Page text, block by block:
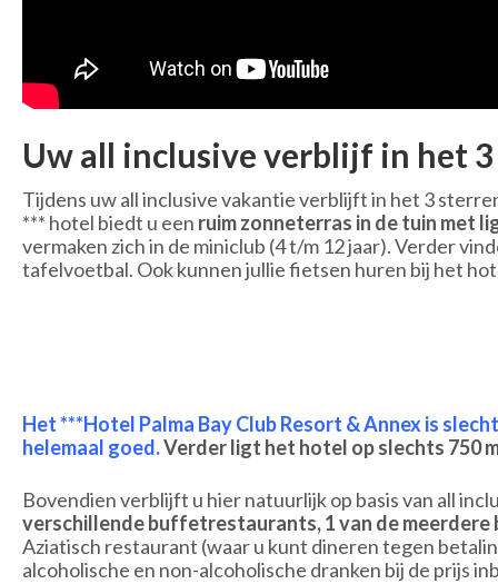
Uw all inclusive verblijf in het 3
Tijdens uw all inclusive vakantie verblijft in het 3
*** hotel biedt u een ruim zonneterras in de tuin met
vermaken zich in de miniclub (4 t/m 12 jaar). Verder
tafelvoetbal. Ook kunnen jullie fietsen huren bij het
Het ***Hotel Palma Bay Club Resort & Annex is
helemaal goed.Verder ligt het hotel op slechts 750
Bovendien verblijft u hier natuurlijk op basis van all
verschillendebuffetrestaurants, 1 van de meerdere
Aziatisch restaurant (waar u kunt dineren tegen
alcoholische en non-alcoholische dranken bij de prijs